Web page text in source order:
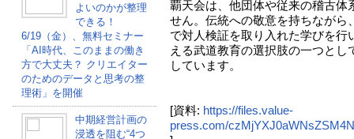
よいのかが整理
できる！
6/19（金）、無料セミナー
「AI時代、このままの働き
方で大丈夫？ クリエイター
のためのデータと思考の整
理術」を開催
中期経営計画の
浸透を阻む“4つ
覇天会は、他団体や従来の稽古体
せん。伝統への敬意を持ちながら
で対人検証を取り入れた学びを行
える武道教育の選択肢の一つとし
しています。
[資料: https://files.value-
press.com/